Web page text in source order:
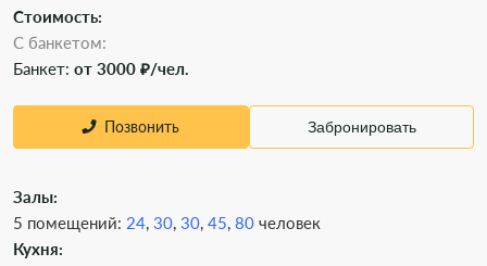
Стоимость:
С банкетом:
Банкет: от 3000 ₽/чел.
Позвонить Забронировать
Залы:
5 помещений: 24, 30, 30, 45, 80 человек
Кухня: